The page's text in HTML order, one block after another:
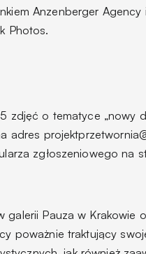
Anzenberger Agency i
Photos.
zdjęć o tematyce „nowy
adres
zgłoszeniowego na
Pauza w Krakowie
poważnie traktujący